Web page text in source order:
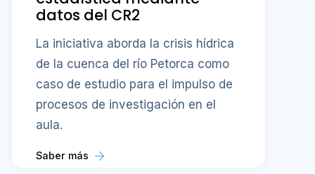
datos del CR2
La iniciativa aborda la crisis hídrica
de la cuenca del río Petorca como
caso de estudio para el impulso de
procesos de investigación en el
aula.
Saber más